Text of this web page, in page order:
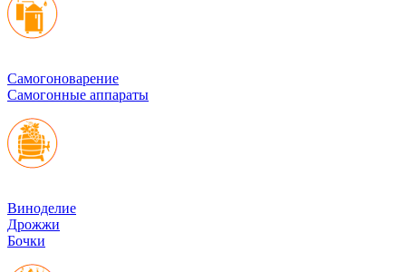
Cамогоноварение
Самогонные аппараты
Виноделие
Дрожжи
Бочки